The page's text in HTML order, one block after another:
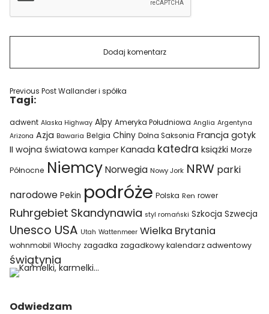
Previous PostWallander i spółka
Tagi:
adwent Alaska Highway Alpy Ameryka Południowa Anglia Argentyna
Arizona Azja Bawaria Belgia Chiny Dolna Saksonia Francja gotyk
II wojna światowa kamper Kanada katedra książki Morze
Północne Niemcy Norwegia Nowy Jork NRW parki
narodowe Pekin podróże Polska Ren rower
Ruhrgebiet Skandynawia styl romański Szkocja Szwecja
Unesco USA Utah Wattenmeer Wielka Brytania
wohnmobil Włochy zagadka zagadkowy kalendarz adwentowy
świątynia
Odwiedzam